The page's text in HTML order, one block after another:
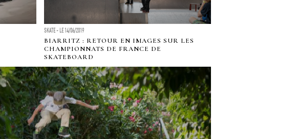
SKATE - LE 14/06/2019
BIARRITZ : RETOUR EN IMAGES SUR LES
CHAMPIONNATS DE FRANCE DE
SKATEBOARD